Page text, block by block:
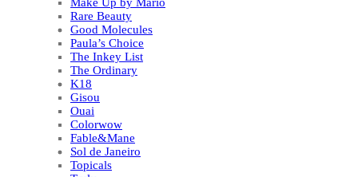
Rare Beauty
Good Molecules
Paula’s Choice
The Inkey List
The Ordinary
K18
Gisou
Ouai
Colorwow
Fable&Mane
Sol de Janeiro
Topicals